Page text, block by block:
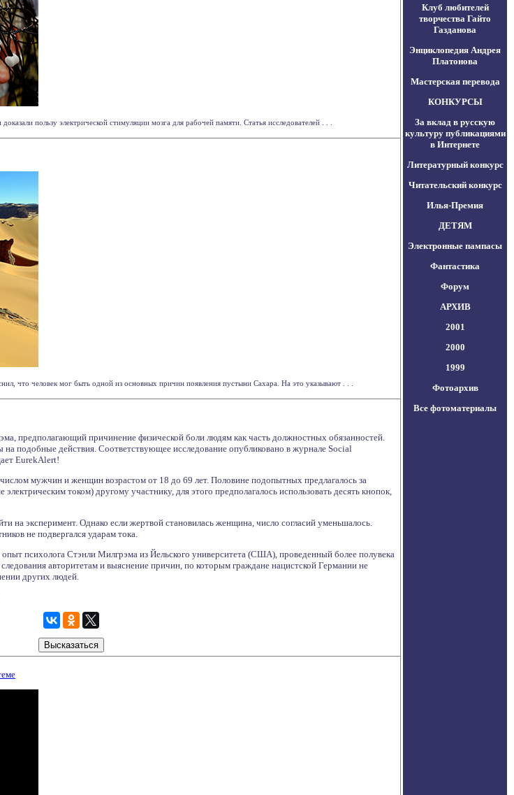
пользу электрической стимуляции мозга для рабочей памяти. Статья исследователей . . .
что человек мог быть одной из основных причин появления пустыни Сахара. На это указывают . . .
предполагающий причинение физической боли людям как часть должностных обязанностей.
подобные действия. Соответствующее исследование опубликовано в журнале Social
EurekAlert!
мужчин и женщин возрастом от 18 до 69 лет. Половине подопытных предлагалось за
током) другому участнику, для этого предполагалось использовать десять кнопок,
на эксперимент. Однако если жертвой становилась женщина, число согласий уменьшалось.
не подвергался ударам тока.
психолога Стэнли Милгрэма из Йельского университета (США), проведенный более полувека
авторитетам и выяснение причин, по которым граждане нацистской Германии не
других людей.
Клуб любителей
творчества Гайто
Газданова
Энциклопедия Андрея
Платонова
Мастерская перевода
КОНКУРСЫ
За вклад в русскую
культуру публикациями
в Интернете
Литературный конкурс
Читательский конкурс
Илья-Премия
ДЕТЯМ
Электронные пампасы
Фантастика
Форум
АРХИВ
2001
2000
1999
Фотоархив
Все фотоматериалы